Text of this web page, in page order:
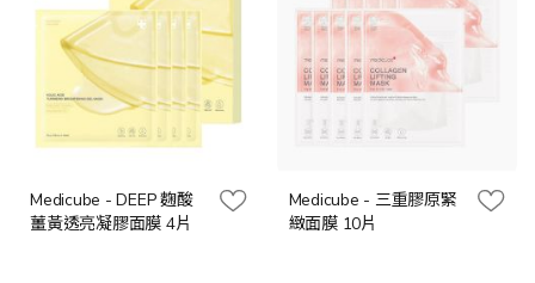
Medicube - DEEP 麴酸
薑黃透亮凝膠面膜 4片
Medicube - 三重膠原緊
緻面膜 10片